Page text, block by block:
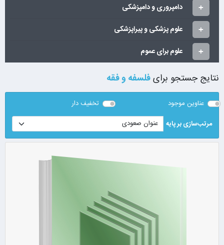
دامپروری و دامپزشکی
علوم پزشکی و پیراپزشکی
علوم برای عموم
نتایج جستجو برایفلسفه و فقه
عناوین موجود
تخفیف دار
مرتب‌سازی بر پایه